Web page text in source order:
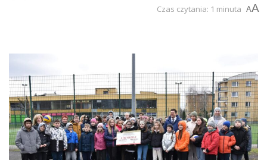
Czas czytania: 1 minuta AA